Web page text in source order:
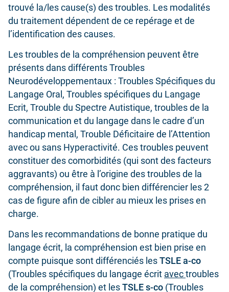
trouvé la/les cause(s) des troubles. Les modalités
du traitement dépendent de ce repérage et de
l’identification des causes.
Les troubles de la compréhension peuvent être
présents dans différents Troubles
Neurodéveloppementaux : Troubles Spécifiques du
Langage Oral, Troubles spécifiques du Langage
Ecrit, Trouble du Spectre Autistique, troubles de la
communication et du langage dans le cadre d’un
handicap mental, Trouble Déficitaire de l’Attention
avec ou sans Hyperactivité. Ces troubles peuvent
constituer des comorbidités (qui sont des facteurs
aggravants) ou être à l’origine des troubles de la
compréhension, il faut donc bien différencier les 2
cas de figure afin de cibler au mieux les prises en
charge.
Dans les recommandations de bonne pratique du
langage écrit, la compréhension est bien prise en
compte puisque sont différenciés lesTSLE a-co
(Troubles spécifiques du langage écrit avectroubles
de la compréhension) et lesTSLE s-co (Troubles